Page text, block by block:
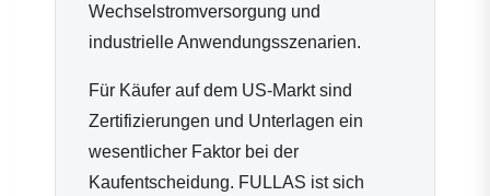
Wechselstromversorgung und
industrielle Anwendungsszenarien.
Für Käufer auf dem US-Markt sind
Zertifizierungen und Unterlagen ein
wesentlicher Faktor bei der
Kaufentscheidung. FULLAS ist sich